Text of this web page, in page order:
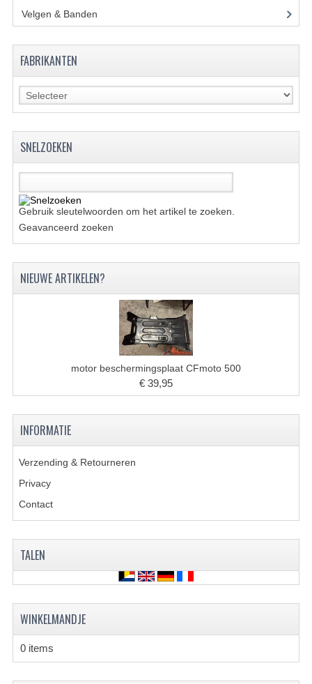
GEREEDSCHAP
BASHAN 300S-A
BASHAN 400S
SHINERAY ONDERDELEN
SHINERAY 250 STXE
BRANDSTOF SYSTEEM
ELECTRONICA
KABELS
REM SYSTEEM
STUUR INRICHTING
UITLAAT
VELGEN
VERLICHTING
SHINERAY 300 STE
Velgen & Banden
FABRIKANTEN
SNELZOEKEN
Gebruik sleutelwoorden om het artikel te zoeken.
Geavanceerd zoeken
NIEUWE ARTIKELEN?
motor beschermingsplaat CFmoto 500
€ 39,95
INFORMATIE
Verzending & Retourneren
Privacy
Contact
TALEN
WINKELMANDJE
0 items